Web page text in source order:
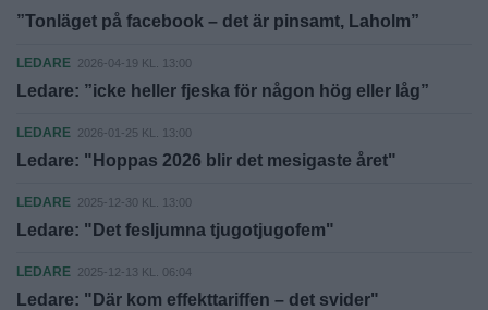
”Tonläget på facebook – det är pinsamt, Laholm”
LEDARE 2026-04-19 KL. 13:00
Ledare: ”icke heller fjeska för någon hög eller låg”
LEDARE 2026-01-25 KL. 13:00
Ledare: "Hoppas 2026 blir det mesigaste året"
LEDARE 2025-12-30 KL. 13:00
Ledare: "Det fesljumna tjugotjugofem"
LEDARE 2025-12-13 KL. 06:04
Ledare: "Där kom effekttariffen – det svider"